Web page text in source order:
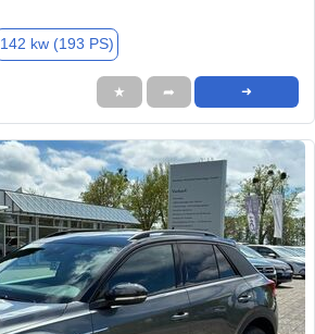
142 kw (193 PS)
★ ➦ ➜